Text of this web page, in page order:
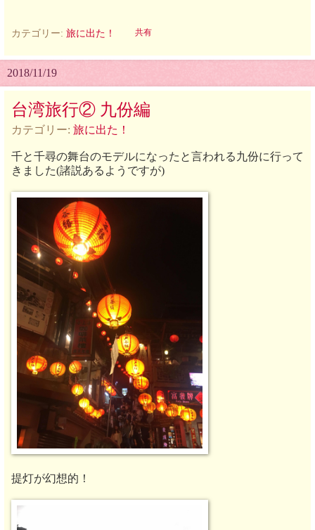
カテゴリー: 旅に出た！ 共有
2018/11/19
台湾旅行② 九份編
カテゴリー: 旅に出た！
千と千尋の舞台のモデルになったと言われる九份に行って
きました(諸説あるようですが)
提灯が幻想的！